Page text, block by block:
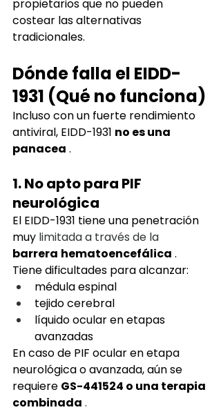
propietarios que no pueden
costear las alternativas
tradicionales.
Dónde falla el EIDD-
1931 (Qué no funciona)
Incluso con un fuerte rendimiento
antiviral, EIDD-1931 no es una
panacea .
1. No apto para PIF
neurológica
El EIDD-1931 tiene una penetración
muy limitada a través de la
barrera hematoencefálica .
Tiene dificultades para alcanzar:
médula espinal
tejido cerebral
líquido ocular en etapas
avanzadas
En caso de PIF ocular en etapa
neurológica o avanzada,aún se
requiere GS-441524 o una terapia
combinada .